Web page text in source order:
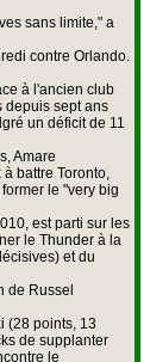
sans limite," a
contre Orlando.
à l'ancien club
depuis sept ans
un déficit de 11
Amare
battre Toronto,
le "very big
est parti sur les
le Thunder à la
et du
de Russel
(28 points, 13
de supplanter
le